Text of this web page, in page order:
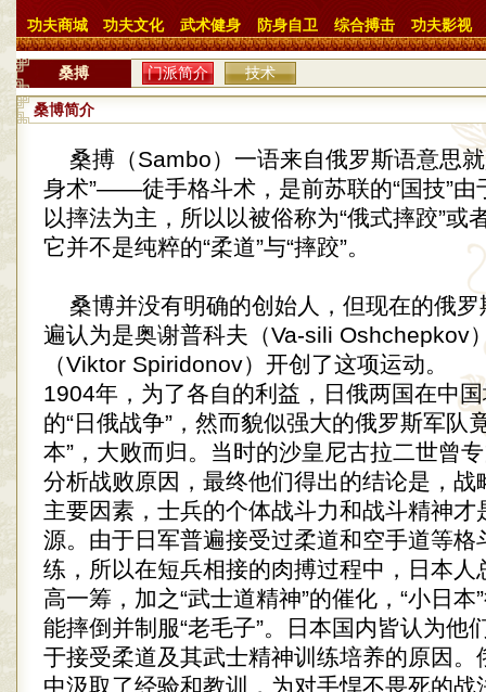
功夫商城 功夫文化 武术健身 防身自卫 综合搏击 功夫影视
桑搏 门派简介 技术
桑博简介
桑搏（Sambo）一语来自俄罗斯语意思就
身术”——徒手格斗术，是前苏联的“国技”由
以摔法为主，所以以被俗称为“俄式摔跤”或
它并不是纯粹的“柔道”与“摔跤”。
桑博并没有明确的创始人，但现在的俄罗
遍认为是奥谢普科夫（Va-sili Oshchepkov
（Viktor Spiridonov）开创了这项运动。
1904年，为了各自的利益，日俄两国在中
的“日俄战争”，然而貌似强大的俄罗斯军队
本”，大败而归。当时的沙皇尼古拉二世曾
分析战败原因，最终他们得出的结论是，战
主要因素，士兵的个体战斗力和战斗精神才
源。由于日军普遍接受过柔道和空手道等格
练，所以在短兵相接的肉搏过程中，日本人
高一筹，加之“武士道精神”的催化，“小日本
能摔倒并制服“老毛子”。日本国内皆认为他
于接受柔道及其武士精神训练培养的原因。
中汲取了经验和教训，为对手悍不畏死的战